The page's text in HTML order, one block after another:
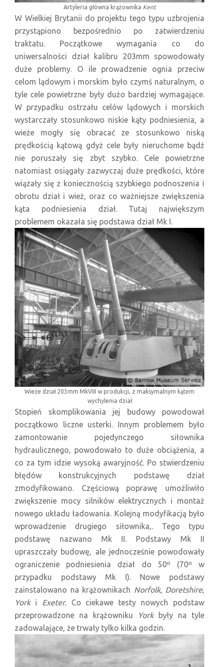
Artyleria główna krążownika Kent
W Wielkiej Brytanii do projektu tego typu uzbrojenia
przystąpiono bezpośrednio po zatwierdzeniu
traktatu. Początkowe wymagania co do
uniwersalności dział kalibru 203mm spowodowały
duże problemy. O ile prowadzenie ognia przeciw
celom lądowym i morskim było czymś naturalnym, o
tyle cele powietrzne były dużo bardziej wymagające.
W przypadku ostrzału celów lądowych i morskich
wystarczały stosunkowo niskie kąty podniesienia, a
wieże mogły się obracać ze stosunkowo niską
prędkością kątową gdyż cele były nieruchome bądź
nie poruszały się zbyt szybko. Cele powietrzne
natomiast osiągały zazwyczaj duże prędkości, które
wiązały się z koniecznością szybkiego podnoszenia i
obrotu dział i wież, oraz co ważniejsze zwiększenia
kąta podniesienia dział. Tutaj największym
problemem okazała się podstawa dział Mk I.
Wieże dział 203mm MkVIII w produkcji, z maksymalnym kątem
wychylenia dział
Stopień skomplikowania jej budowy powodował
początkowo liczne usterki. Innym problemem było
zamontowanie pojedynczego siłownika
hydraulicznego, powodowało to duże obciążenia, a
co za tym idzie wysoką awaryjność. Po stwierdzeniu
błędów konstrukcyjnych podstawę dział
zmodyfikowano. Częściową poprawę umożliwiło
zwiększenie mocy silników elektrycznych i montaż
nowego układu ładowania. Kolejną modyfikacją było
wprowadzenie drugiego siłownika,. Tego typu
podstawę nazwano Mk II. Podstawy Mk II
upraszczały budowę, ale jednocześnie powodowały
ograniczenie podniesienia dział do 50º (70º w
przypadku podstawy Mk I). Nowe podstawy
zainstalowano na krążownikach Norfolk, Doretshire,
Yorki Exeter. Co ciekawe testy nowych podstaw
przeprowadzone na krążowniku
Yorkbyły na tyle
zadowalające, że trwały tylko kilka godzin.